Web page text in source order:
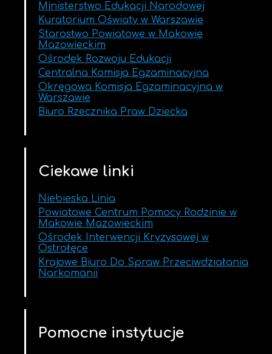
Ministerstwo Edukacji Narodowej
Kuratorium Oświaty w Warszawie
Starostwo Powiatowe w Makowie
Mazowieckim
Ośrodek Rozwoju Edukacji
Centralna Komisja Egzaminacyjna
Okręgowa Komisja Egzaminacyjna w
Warszawie
Biuro Rzecznika Praw Dziecka
Ciekawe linki
Niebieska Linia
Powiatowe Centrum Pomocy Rodzinie w
Makowie Mazowieckim
Ośrodek Interwencji Kryzysowej w
Ostrołęce
Krajowe Biuro Do Spraw Przeciwdziałania
Narkomanii
Pomocne instytucje